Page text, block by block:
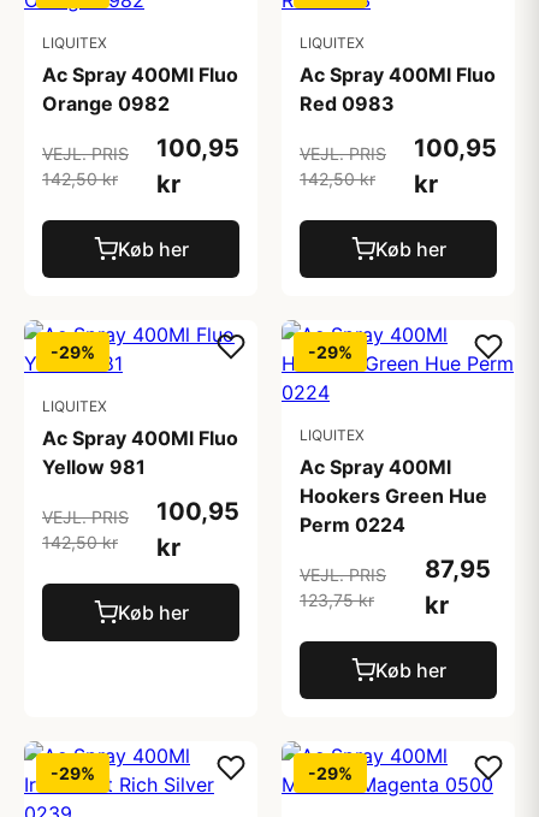
LIQUITEX
Ac Spray 400Ml Fluo
Orange 0982
VEJL. PRIS
142,50 kr
100,95
kr
Køb her
LIQUITEX
Ac Spray 400Ml Fluo
Red 0983
VEJL. PRIS
142,50 kr
100,95
kr
Køb her
-29%
LIQUITEX
Ac Spray 400Ml Fluo
Yellow 981
VEJL. PRIS
142,50 kr
100,95
kr
Køb her
-29%
LIQUITEX
Ac Spray 400Ml
Hookers Green Hue
Perm 0224
VEJL. PRIS
123,75 kr
87,95
kr
Køb her
-29% -29%